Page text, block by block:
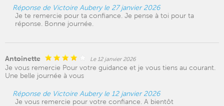
Réponse de Victoire Aubery le 27 janvier 2026
Je te remercie pour ta confiance. Je pense à toi pour ta
réponse. Bonne journée.
Antoinette Le 12 janvier 2026
Je vous remercie Pour votre guidance et je vous tiens au courant.
Une belle journée à vous
Réponse de Victoire Aubery le 12 janvier 2026
Je vous remercie pour votre confiance. A bientôt